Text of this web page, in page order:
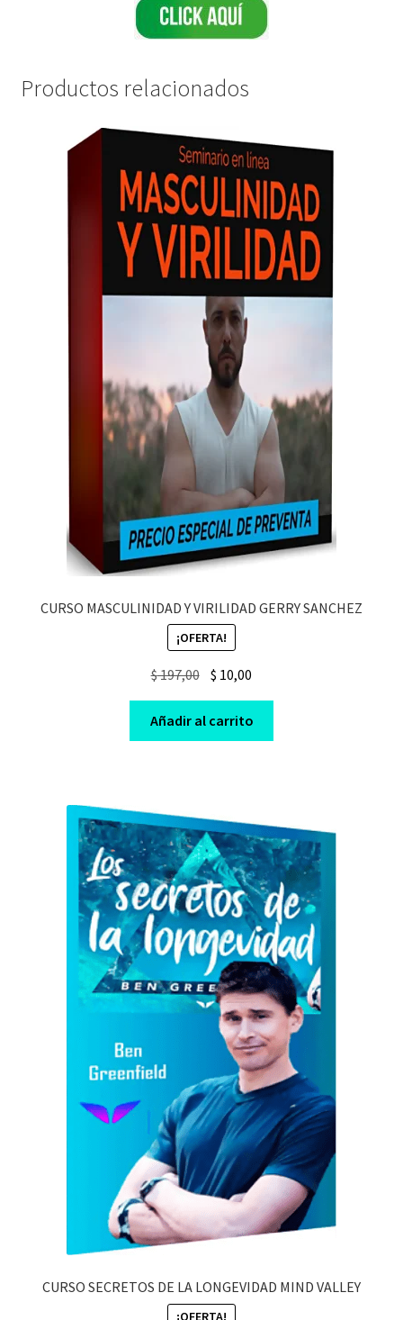
Productos relacionados
CURSO MASCULINIDAD Y VIRILIDAD GERRY SANCHEZ
¡OFERTA!
$197,00 Original
was:
$ 197,00.
$ 10,00
is:
$ 10,00.
Añadir al carrito
CURSO SECRETOS DE LA LONGEVIDAD MIND VALLEY
¡OFERTA!